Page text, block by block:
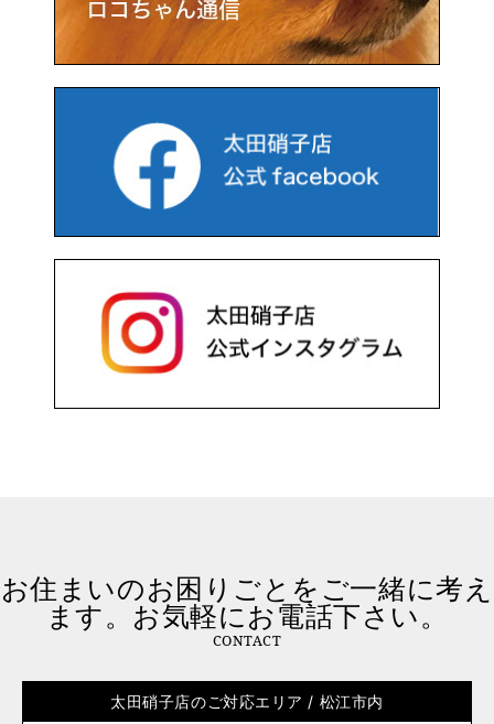
お住まいのお困りごとをご一緒に考え
ます。お気軽にお電話下さい。
CONTACT
太田硝子店のご対応エリア / 松江市内